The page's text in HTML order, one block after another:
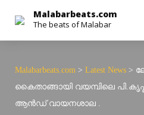
content
Malabarbeats.com
The beats of Malabar
Malabarbeats.com > Latest News >
കൈതാങ്ങായി വയമ്പിലെ
ആന്‍ഡ് വായനശാല .